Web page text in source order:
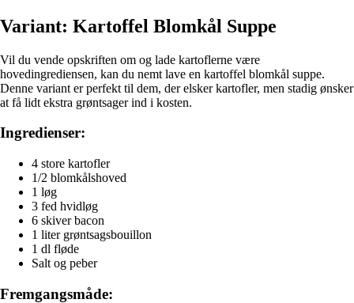
Variant: Kartoffel Blomkål Suppe
Vil du vende opskriften om og lade kartoflerne være
hovedingrediensen, kan du nemt lave en kartoffel blomkål suppe.
Denne variant er perfekt til dem, der elsker kartofler, men stadig ønsker
at få lidt ekstra grøntsager ind i kosten.
Ingredienser:
4 store kartofler
1/2 blomkålshoved
1 løg
3 fed hvidløg
6 skiver bacon
1 liter grøntsagsbouillon
1 dl fløde
Salt og peber
Fremgangsmåde: